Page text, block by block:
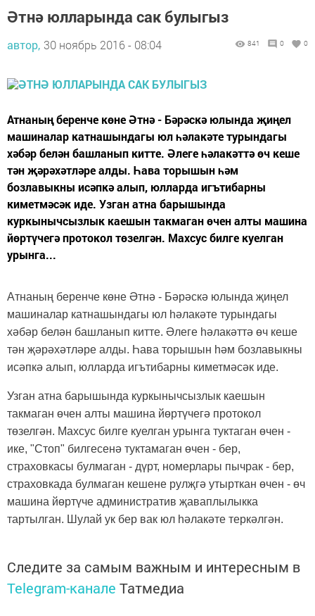
Әтнә юлларында сак булыгыз
автор, 30 ноябрь 2016 - 08:04 841 0 0
Атнаның беренче көне Әтнә - Бәрәскә юлында җиңел
машиналар катнашындагы юл һәлакәте турындагы
хәбәр белән башланып китте. Әлеге һәлакәттә өч кеше
тән җәрәхәтләре алды. Һава торышын һәм
бозлавыкны исәпкә алып, юлларда игътибарны
киметмәсәк иде. Узган атна барышында
куркынычсызлык каешын такмаган өчен алты машина
йөртүчегә протокол төзелгән. Махсус билге куелган
урынга...
Атнаның беренче көне Әтнә - Бәрәскә юлында җиңел
машиналар катнашындагы юл һәлакәте турындагы
хәбәр белән башланып китте. Әлеге һәлакәттә өч кеше
тән җәрәхәтләре алды. Һава торышын һәм бозлавыкны
исәпкә алып, юлларда игътибарны киметмәсәк иде.
Узган атна барышында куркынычсызлык каешын
такмаган өчен алты машина йөртүчегә протокол
төзелгән. Махсус билге куелган урынга туктаган өчен -
ике, "Стоп" билгесенә туктамаган өчен - бер,
страховкасы булмаган - дүрт, номерлары пычрак - бер,
страховкада булмаган кешене рулҗгә утырткан өчен - өч
машина йөртүче административ җаваплылыкка
тартылган. Шулай ук бер вак юл һәлакәте теркәлгән.
Следите за самым важным и интересным в
Telegram-канале Татмедиа